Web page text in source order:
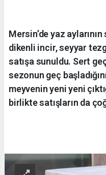
Mersin’de yaz
dikenli incir, seyyar
satışa sunuldu. Sert
sezonun geç
meyvenin yeni yeni
birlikte satışların da